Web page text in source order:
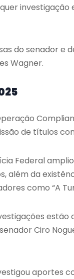
do senador e
Wagner.
de títulos
Federal
além da
como “A
Ciro
aportes